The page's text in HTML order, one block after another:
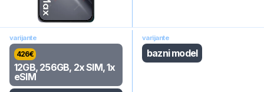
varijante
426€
12GB, 256GB, 2x SIM, 1x
eSIM
varijante
bazni model